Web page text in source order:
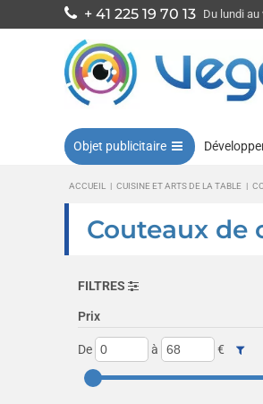
+ 41 225 19 70 13 Du lundi au
Objet publicitaire
ACCUEIL | CUISINE ET ARTS DE LA TABLE |
Couteaux de
FILTRES
Prix
De à €